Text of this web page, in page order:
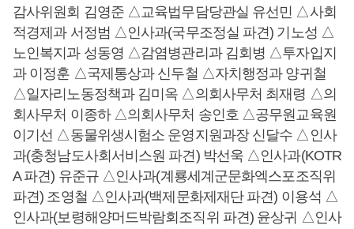
감사위원회 김영준 △교육법무담당관실 유선민 △사회
적경제과 서정범 △인사과(국무조정실 파견) 기노성 △
노인복지과 성동영 △감염병관리과 김회병 △투자입지
과 이정훈 △국제통상과 신두철 △자치행정과 양귀철
△일자리노동정책과 김미옥 △의회사무처 최재령 △의
회사무처 이종하 △의회사무처 송인호 △공무원교육원
이기선 △동물위생시험소 운영지원과장 신달수 △인사
과(충청남도사회서비스원 파견) 박선욱 △인사과(KOTR
A 파견) 유준규 △인사과(계룡세계군문화엑스포조직위
파견) 조영철 △인사과(백제문화제재단 파견) 이용석 △
인사과(보령해양머드박람회조직위 파견) 윤상귀 △인사